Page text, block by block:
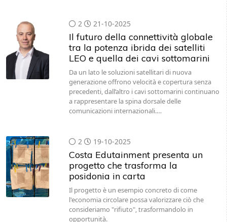
2 21-10-2025
Il futuro della connettività globale
tra la potenza ibrida dei satelliti
LEO e quella dei cavi sottomarini
Da un lato le soluzioni satellitari di nuova
generazione offrono velocità e copertura senza
precedenti, dall’altro i cavi sottomarini continuano
a rappresentare la spina dorsale delle
comunicazioni internazionali.…
2 19-10-2025
Costa Edutainment presenta un
progetto che trasforma la
posidonia in carta
Il progetto è un esempio concreto di come
l'economia circolare possa valorizzare ciò che
consideriamo "rifiuto", trasformandolo in
opportunità.